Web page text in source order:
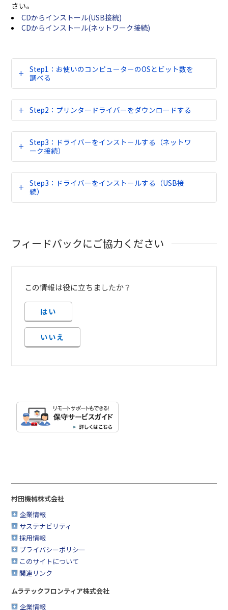
さい。
CDからインストール(USB接続)
CDからインストール(ネットワーク接続)
Step1：お使いのコンピューターのOSとビット数を
調べる
Step2：プリンタードライバーをダウンロードする
Step3：ドライバーをインストールする（ネットワ
ーク接続）
Step3：ドライバーをインストールする（USB接
続）
フィードバックにご協力ください
この情報は役に立ちましたか？
はい
いいえ
村田機械株式会社
企業情報
サステナビリティ
採用情報
プライバシーポリシー
このサイトについて
関連リンク
ムラテックフロンティア株式会社
企業情報